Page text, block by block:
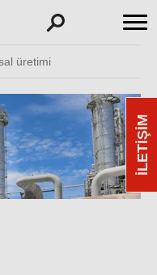
üretimi
İLETIŞIM